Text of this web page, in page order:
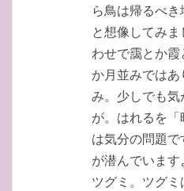
ら鳥は帰るべ
と想像してみ
わせで靄とか
か月並みでは
み。少しでも
が。はれるを
は気分の問題
が潜んでいま
ツグミ。ツグ